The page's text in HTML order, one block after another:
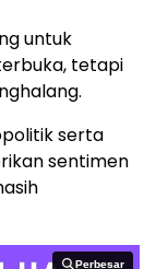
untuk
tetapi
serta
sentimen
Perbesar
Perbesar